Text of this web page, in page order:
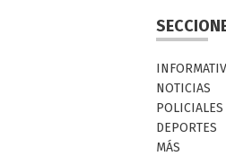
NOTICIAS
POLICIALES
DEPORTES
MÁS